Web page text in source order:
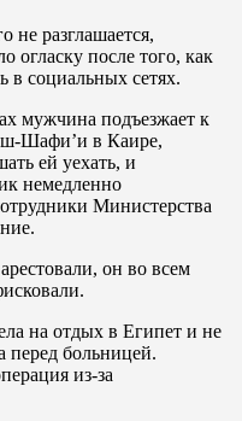
не разглашается,
огласку после того, как
в социальных сетях.
мужчина подъезжает к
Шафи’и в Каире,
ей уехать, и
немедленно
Министерства
он во всем
на отдых в Египет и не
перед больницей.
из-за